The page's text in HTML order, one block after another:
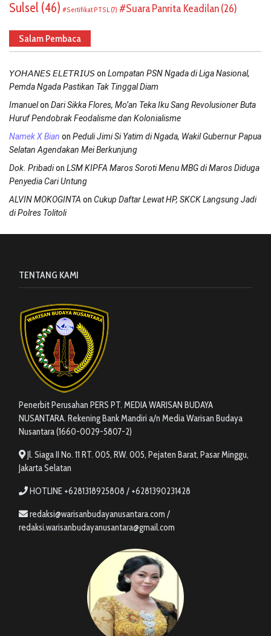
Sulsel (46) Sertifikat PTSL (7) Suara Panrita Keadilan(26)
Salam Pembaca
𝘠𝘖𝘏𝘈𝘕𝘌𝘚 𝘌𝘓𝘌𝘛𝘙𝘐𝘜𝘚on Lompatan PSN Ngada di Liga Nasional,
Pemda Ngada Pastikan Tak Tinggal Diam
Imanuelon Dari Sikka Flores, Mo’an Teka Iku Sang Revolusioner Buta
Huruf Pendobrak Feodalisme dan Kolonialisme
Namek X Bian on Peduli Jimi Si Yatim di Ngada, Wakil Gubernur Papua
Selatan Agendakan Mei Berkunjung
Dok. Pribadion LSM KIPFA Maros Soroti Menu MBG di Maros Diduga
Penyedia Cari Untung
ALVIN MOKOGINTA on Cukup Daftar Lewat HP, SKCK Langsung Jadi
di Polres Tolitoli
TENTANG KAMI
Penerbit Perusahan PERS PT. MEDIA WARISAN BUDAYA
NUSANTARA. Rekening Bank Mandiri a/n Media Warisan Budaya
Nusantara (1660-0029-5807-2)
Jl. Siaga II No. 11 RT. 005, RW. 005, Pejaten Barat, Pasar Minggu,
Jakarta Selatan
HOTLINE +6281318925808 / +6281390231428
redaksi@warisanbudayanusantara.com /
redaksi.warisanbudayanusantara@gmail.com